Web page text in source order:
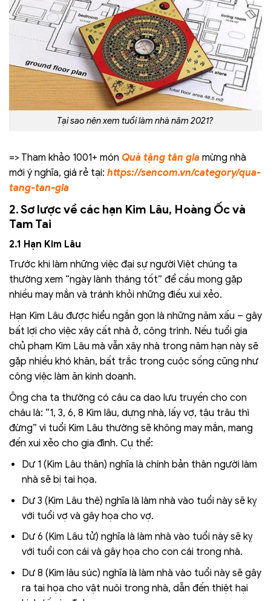
Tại sao nên xem tuổi làm nhà năm 2021?
=> Tham khảo 1001+ món Quà tặng tân gia mừng nhà
mới ý nghĩa, giá rẻ tại: https://sencom.vn/category/qua-
tang-tan-gia
2. Sơ lược về các hạn Kim Lâu, Hoàng Ốc và
Tam Tai
2.1 Hạn Kim Lâu
Trước khi làm những việc đại sự người Việt chúng ta
thường xem “ngày lành tháng tốt” để cầu mong gặp
nhiều may mắn và tránh khỏi những điều xui xẻo.
Hạn Kim Lâu được hiểu ngắn gọn là những năm xấu – gây
bất lợi cho việc xây cất nhà ở, công trình. Nếu tuổi gia
chủ phạm Kim Lâu mà vẫn xây nhà trong năm hạn này sẽ
gặp nhiều khó khăn, bất trắc trong cuộc sống cũng như
công việc làm ăn kinh doanh.
Ông cha ta thường có câu ca dao lưu truyền cho con
cháu là: “1, 3, 6, 8 Kim lâu, dựng nhà, lấy vợ, tậu trâu thì
đừng” vì tuổi Kim Lâu thường sẽ không may mắn, mang
đến xui xẻo cho gia đình. Cụ thể:
Dư 1 (Kim Lâu thân) nghĩa là chính bản thân người làm
nhà sẽ bị tai họa.
Dư 3 (Kim Lâu thê) nghĩa là làm nhà vào tuổi này sẽ kỵ
với tuổi vợ và gây họa cho vợ.
Dư 6 (Kim Lâu tử) nghĩa là làm nhà vào tuổi này sẽ kỵ
với tuổi con cái và gây họa cho con cái trong nhà.
Dư 8 (Kim lâu súc) nghĩa là làm nhà vào tuổi này sẽ gây
ra tai họa cho vật nuôi trong nhà, dẫn đến thiệt hại